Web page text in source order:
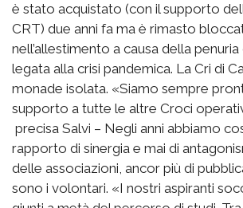
è stato acquistato (con il supporto
CRT) due anni fa ma è rimasto
nell’allestimento a causa della
legata alla crisi pandemica. La Cri di
monade isolata. «Siamo sempre
supporto a tutte le altre Croci
precisa Salvi – Negli anni abbiamo
rapporto di sinergia e mai di
delle associazioni, ancor più di
sono i volontari. «I nostri aspiranti